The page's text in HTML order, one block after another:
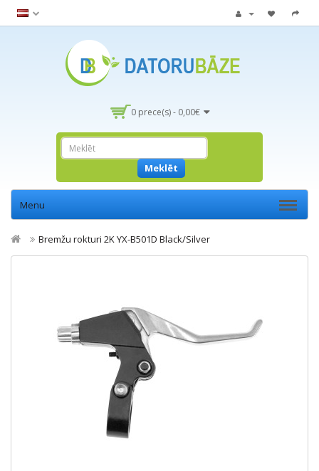
0 prece(s) - 0,00€
Meklēt
Menu
Bremžu rokturi 2K YX-B501D Black/Silver